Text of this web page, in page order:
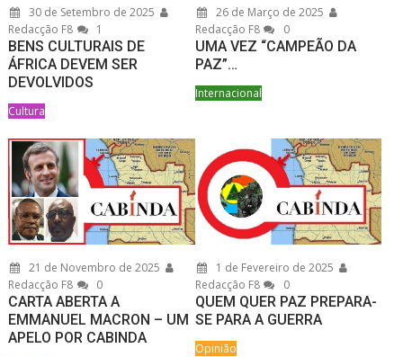
30 de Setembro de 2025
Redacção F8
1
BENS CULTURAIS DE
ÁFRICA DEVEM SER
DEVOLVIDOS
Cultura
26 de Março de 2025
Redacção F8
0
UMA VEZ “CAMPEÃO DA
PAZ”…
Internacional
21 de Novembro de 2025
Redacção F8
0
CARTA ABERTA A
EMMANUEL MACRON – UM
APELO POR CABINDA
1 de Fevereiro de 2025
Redacção F8
0
QUEM QUER PAZ PREPARA-
SE PARA A GUERRA
Opinião